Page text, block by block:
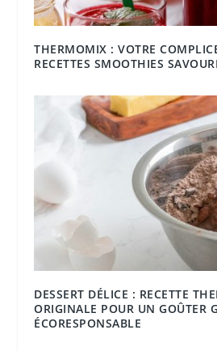
THERMOMIX : VOTRE
RECETTES SMOOTHIES
DESSERT DÉLICE : RECETTE
ORIGINALE POUR UN GOÛTER
ÉCORESPONSABLE